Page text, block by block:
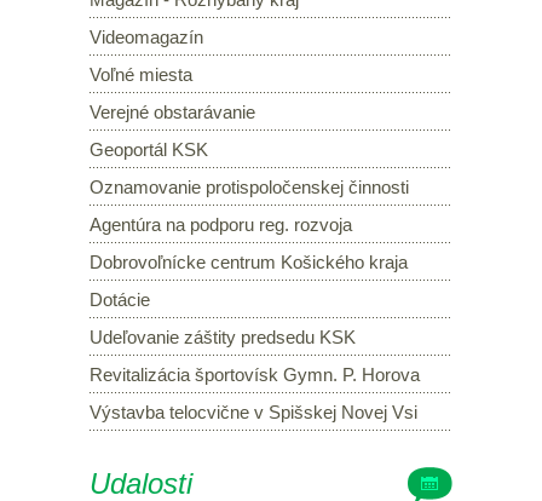
Videomagazín
Voľné miesta
Verejné obstarávanie
Geoportál KSK
Oznamovanie protispoločenskej činnosti
Agentúra na podporu reg. rozvoja
Dobrovoľnícke centrum Košického kraja
Dotácie
Udeľovanie záštity predsedu KSK
Revitalizácia športovísk Gymn. P. Horova
Výstavba telocvične v Spišskej Novej Vsi
Udalosti